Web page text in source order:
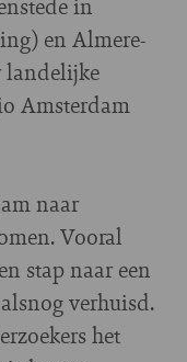
en Almere-
landelijke
Amsterdam
naar
Vooral
stap naar een
verhuisd.
het